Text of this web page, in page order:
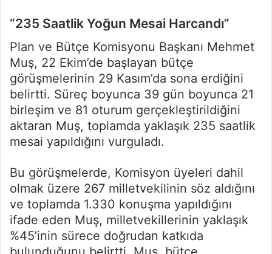
“235 Saatlik Yoğun Mesai Harcandı”
Plan ve Bütçe Komisyonu Başkanı Mehmet
Muş, 22 Ekim’de başlayan bütçe
görüşmelerinin 29 Kasım’da sona erdiğini
belirtti. Süreç boyunca 39 gün boyunca 21
birleşim ve 81 oturum gerçekleştirildiğini
aktaran Muş, toplamda yaklaşık 235 saatlik
mesai yapıldığını vurguladı.
Bu görüşmelerde, Komisyon üyeleri dahil
olmak üzere 267 milletvekilinin söz aldığını
ve toplamda 1.330 konuşma yapıldığını
ifade eden Muş, milletvekillerinin yaklaşık
%45’inin sürece doğrudan katkıda